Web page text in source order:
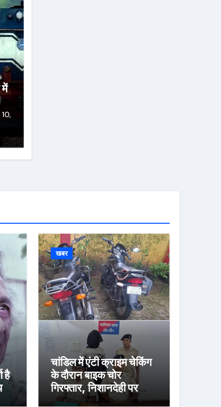
है
खबर
चांडिल में एंटी क्राइम चेकिंग
के दौरान बाइक चोर
गिरफ्तार, निशानदेही पर
दूसरी चोरी की मोटरसाइकिल